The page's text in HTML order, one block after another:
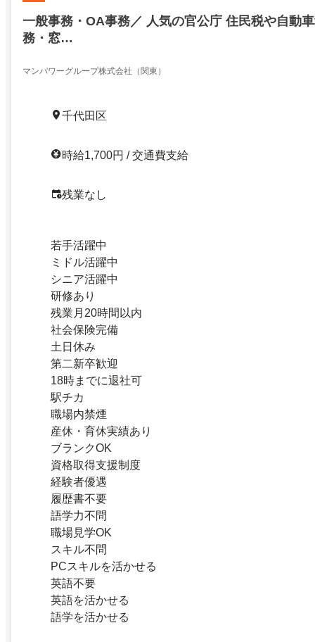
一般事務・OA事務／ 人気の官公庁 住民税や自動
務・窓…
マンパワーグループ株式会社（関東）
千代田区
時給1,700円 / 交通費支給
残業なし
若手活躍中
ミドル活躍中
シニア活躍中
研修あり
残業月20時間以内
社会保険完備
土日休み
第二新卒歓迎
18時までに退社可
駅チカ
職場内禁煙
産休・育休実績あり
ブランクOK
資格取得支援制度
経験者優遇
履歴書不要
語学力不問
職場見学OK
スキル不問
PCスキルを活かせる
英語不要
英語を活かせる
語学を活かせる